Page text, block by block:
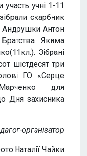
учні 1-11
скарбник
Андрушки Антон
Якима
Зібрані
шістдесят три
ГО «Серце
для
Дня захисника
організатор
Чайки